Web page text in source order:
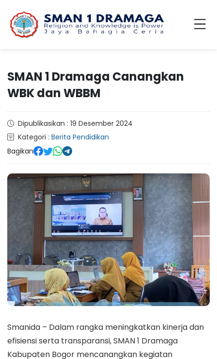
SMAN 1 Dramaga Canangkan
WBK dan WBBM
Dipublikasikan : 19 Desember 2024
Kategori : Berita Pendidikan
Bagikan
Smanida – Dalam rangka meningkatkan kinerja dan
efisiensi serta transparansi, SMAN 1 Dramaga
Kabupaten Bogor mencanangkan kegiatan